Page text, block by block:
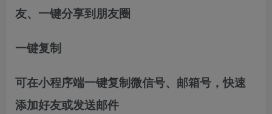
友、一键分享到朋友圈
一键复制
可在小程序端一键复制微信号、邮箱号，快速
添加好友或发送邮件